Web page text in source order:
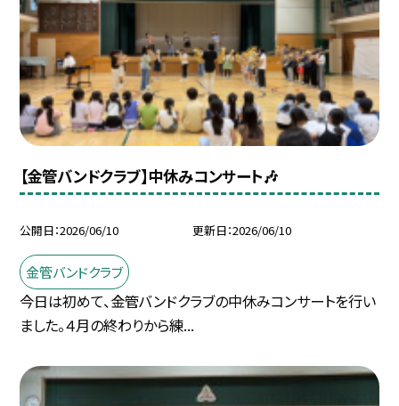
【金管バンドクラブ】中休みコンサート🎶
公開日 2026/06/10 更新日 2026/06/10
金管バンドクラブ
今日は初めて、金管バンドクラブの中休みコンサートを行い
ました。４月の終わりから練...